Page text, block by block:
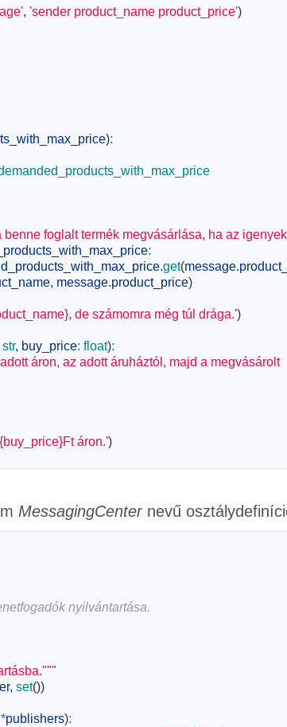
, 'sender product_name product_price')
):
foglalt termék megvásárlása, ha az
:
.get(message.
, message.product_price)
de számomra még túl drága.')
str, buy_price: float):
áron, az adott áruháztól, majd a megvásárolt
áron.')
MessagingCenter nevű
nyilvántartása.
, set())
*publishers):